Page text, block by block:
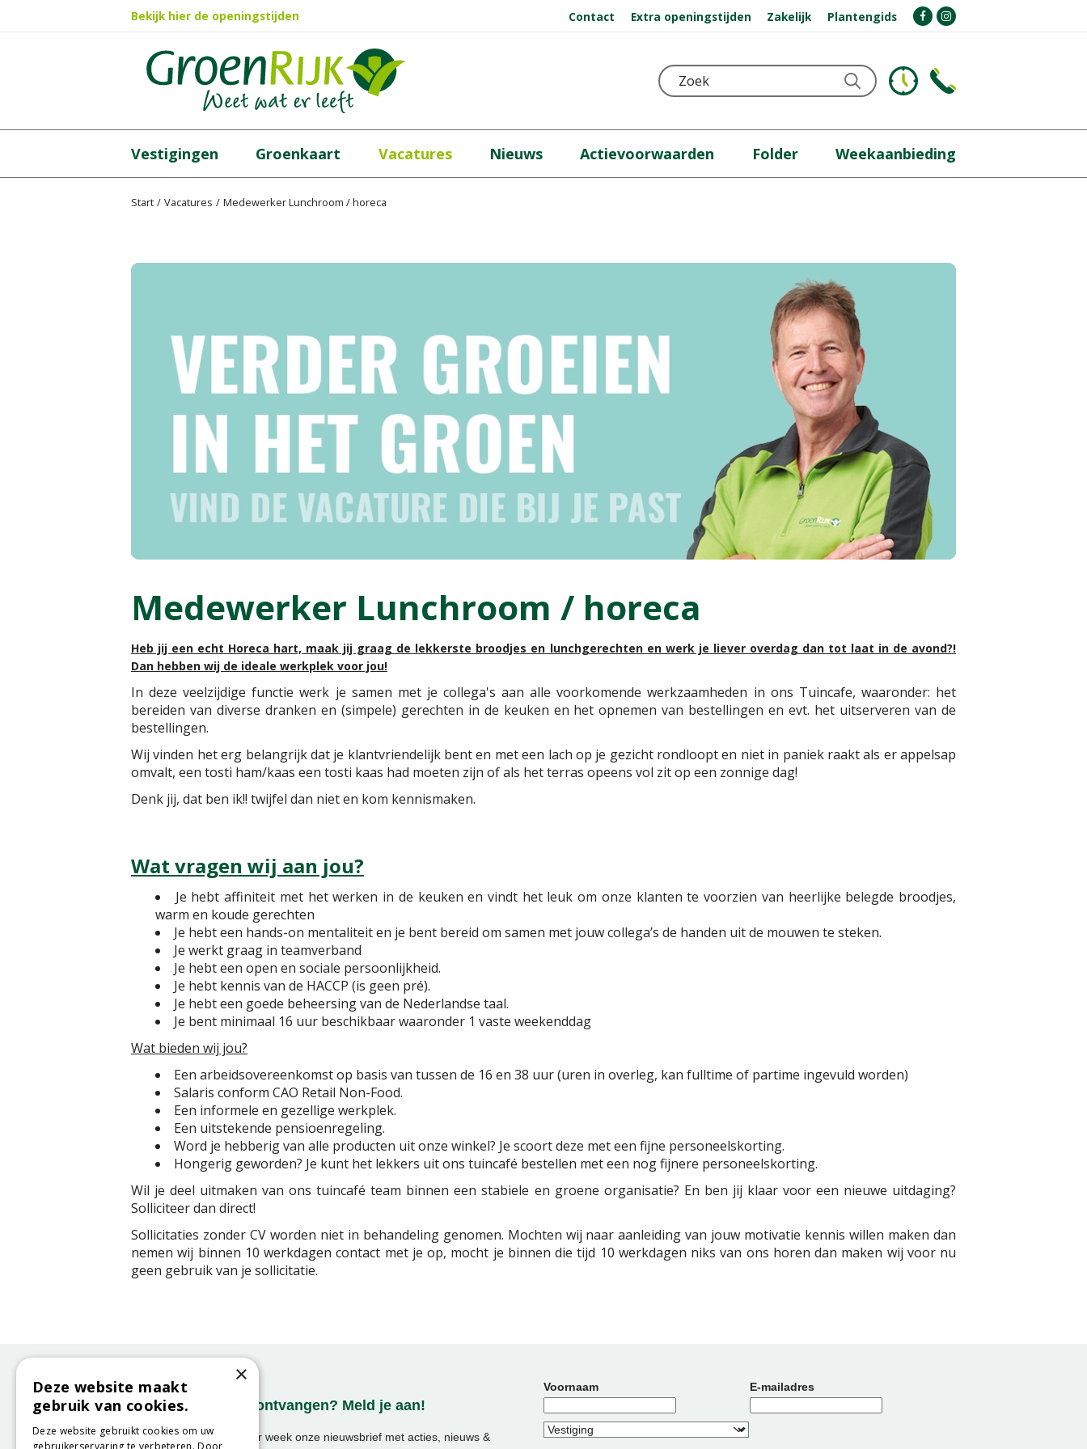
Start Vacatures Medewerker Lunchroom / horeca
Bekijk hier de openingstijden Contact Extra openingstijden Zakelijk Plantengids
Vestigingen Groenkaart Vacatures Nieuws Actievoorwaarden Folder Weekaanbieding
Medewerker Lunchroom / horeca
Heb jij een echt Horeca hart, maak jij graag de lekkerste broodjes en lunchgerechten en werk je liever overdag dan tot laat in de avond?!
Dan hebben wij de ideale werkplek voor jou!
In deze veelzijdige functie werk je samen met je collega's aan alle voorkomende werkzaamheden in ons Tuincafe, waaronder: het
bereiden van diverse dranken en (simpele) gerechten in de keuken en het opnemen van bestellingen en evt. het uitserveren van de
bestellingen.
Wij vinden het erg belangrijk dat je klantvriendelijk bent en met een lach op je gezicht rondloopt en niet in paniek raakt als er appelsap
omvalt, een tosti ham/kaas een tosti kaas had moeten zijn of als het terras opeens vol zit op een zonnige dag!
Denk jij, dat ben ik!! twijfel dan niet en kom kennismaken.
Wat vragen wij aan jou?
Je hebt affiniteit met het werken in de keuken en vindt het leuk om onze klanten te voorzien van heerlijke belegde broodjes,
warm en koude gerechten
Je hebt een hands-on mentaliteit en je bent bereid om samen met jouw collega’s de handen uit de mouwen te steken.
Je werkt graag in teamverband
Je hebt een open en sociale persoonlijkheid.
Je hebt kennis van de HACCP (is geen pré).
Je hebt een goede beheersing van de Nederlandse taal.
Je bent minimaal 16 uur beschikbaar waaronder 1 vaste weekenddag
Wat bieden wij jou?
Een arbeidsovereenkomst op basis van tussen de 16 en 38 uur (uren in overleg, kan fulltime of partime ingevuld worden)
Salaris conform CAO Retail Non-Food.
Een informele en gezellige werkplek.
Een uitstekende pensioenregeling.
Word je hebberig van alle producten uit onze winkel? Je scoort deze met een fijne personeelskorting.
Hongerig geworden? Je kunt het lekkers uit ons tuincafé bestellen met een nog fijnere personeelskorting.
Wil je deel uitmaken van ons tuincafé team binnen een stabiele en groene organisatie? En ben jij klaar voor een nieuwe uitdaging?
Solliciteer dan direct!
Sollicitaties zonder CV worden niet in behandeling genomen. Mochten wij naar aanleiding van jouw motivatie kennis willen maken dan
nemen wij binnen 10 werkdagen contact met je op, mocht je binnen die tijd 10 werkdagen niks van ons horen dan maken wij voor nu
geen gebruik van je sollicitatie.
Onze nieuwsbrief ontvangen? Meld je aan!
Ontvang ongeveer 1x per week onze nieuwsbrief met acties, nieuws &
Voornaam E-mailadres
×
Deze website maakt
gebruik van cookies.
Deze website gebruikt cookies om uw
gebruikerservaring te verbeteren. Door